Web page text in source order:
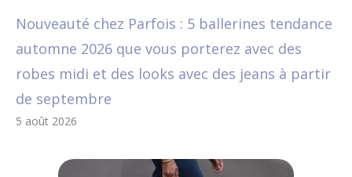
Nouveauté chez Parfois : 5 ballerines tendance
automne 2026 que vous porterez avec des
robes midi et des looks avec des jeans à partir
de septembre
5 août 2026